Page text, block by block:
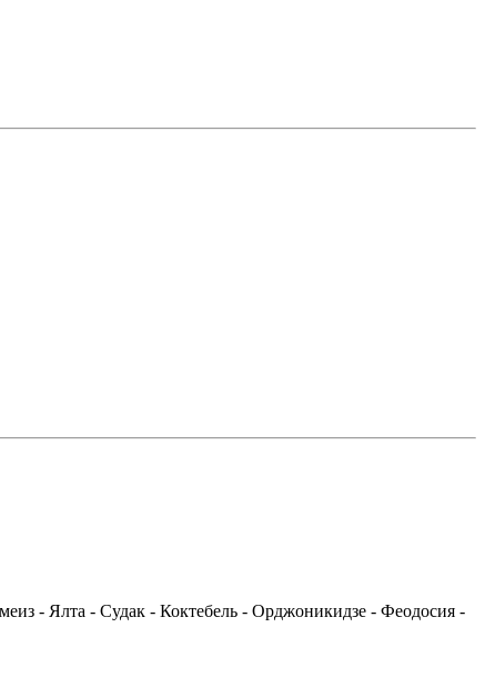
- Ялта - Судак - Коктебель - Орджоникидзе - Феодосия -